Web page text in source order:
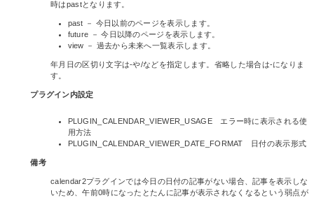
時はpastとなります。
past － 今日以前のページを表示します。
future － 今日以降のページを表示します。
view － 過去から未来へ一覧表示します。
年月日の区切り文字は-や/などを指定します。省略した場合は-になりま
す。
プラグイン内設定
PLUGIN_CALENDAR_VIEWER_USAGE エラー時に表示される使
用方法
PLUGIN_CALENDAR_VIEWER_DATE_FORMAT 日付の表示形式
備考
calendar2プラグインでは今日の日付の記事がない場合、記事を表示しな
いため、午前0時になったとたんに記事が表示されなくなるという弱点が